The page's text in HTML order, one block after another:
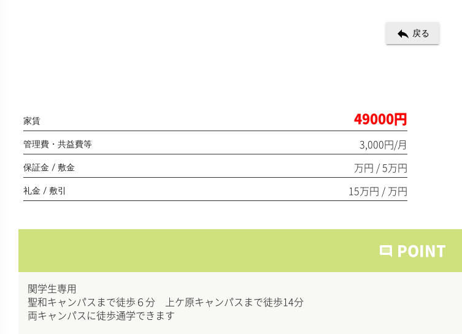
reply 戻る
家賃 49000円
管理費・共益費等 3,000円/月
保証金 / 敷金 万円 / 5万円
礼金 / 敷引 15万円 / 万円
comment POINT
関学生専用
聖和キャンパスまで徒歩６分 上ケ原キャンパスまで徒歩14分
両キャンパスに徒歩通学できます